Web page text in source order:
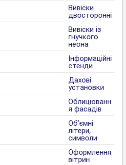
Вивіски
двосторонні
Вивіски із
гнучкого
неона
Інформаційні
стенди
Дахові
установки
Облицюванн
я фасадів
Об’ємні
літери,
символи
Оформлення
вітрин